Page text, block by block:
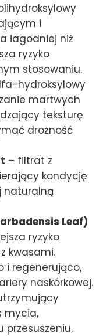
i
łagodniej niż
ryzyko
stosowaniu.
hydroksylowy
martwych
teksturę
drożność
– filtrat z
kondycję
naturalną
Leaf)
ryzyko
kwasami.
i regenerująco,
naskórkowej.
mycia,